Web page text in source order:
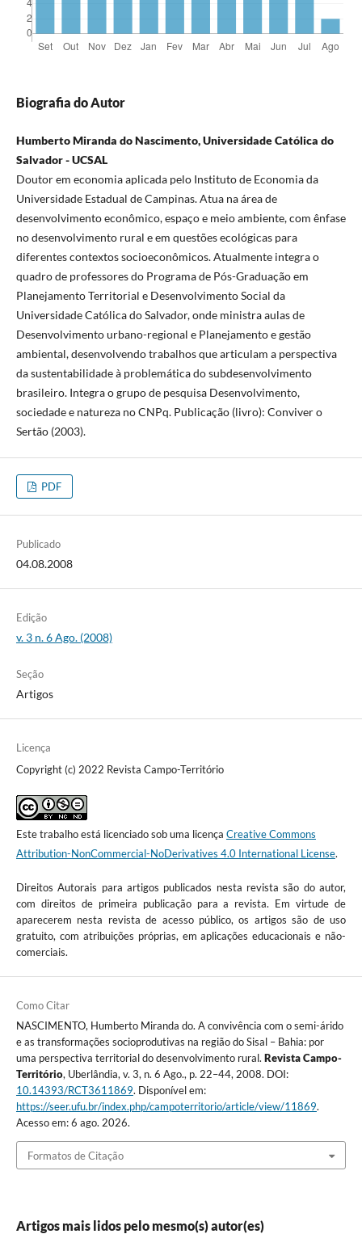
Biografia do Autor
Humberto Miranda do Nascimento, Universidade Católica do
Salvador - UCSAL
Doutor em economia aplicada pelo Instituto de Economia da
Universidade Estadual de Campinas. Atua na área de
desenvolvimento econômico, espaço e meio ambiente, com ênfase
no desenvolvimento rural e em questões ecológicas para
diferentes contextos socioeconômicos. Atualmente integra o
quadro de professores do Programa de Pós-Graduação em
Planejamento Territorial e Desenvolvimento Social da
Universidade Católica do Salvador, onde ministra aulas de
Desenvolvimento urbano-regional e Planejamento e gestão
ambiental, desenvolvendo trabalhos que articulam a perspectiva
da sustentabilidade à problemática do subdesenvolvimento
brasileiro. Integra o grupo de pesquisa Desenvolvimento,
sociedade e natureza no CNPq. Publicação (livro): Conviver o
Sertão (2003).
PDF
Publicado
04.08.2008
Edição
v. 3 n. 6 Ago. (2008)
Seção
Artigos
Licença
Copyright (c) 2022 Revista Campo-Território
Este trabalho está licenciado sob uma licença Creative Commons
Attribution-NonCommercial-NoDerivatives 4.0 International License.
Direitos Autorais para artigos publicados nesta revista são do autor,
com direitos de primeira publicação para a revista. Em virtude de
aparecerem nesta revista de acesso público, os artigos são de uso
gratuito, com atribuições próprias, em aplicações educacionais e não-
comerciais.
Como Citar
NASCIMENTO, Humberto Miranda do. A convivência com o semi-árido
e as transformações socioprodutivas na região do Sisal – Bahia: por
uma perspectiva territorial do desenvolvimento rural. Revista Campo-
Território, Uberlândia, v. 3, n. 6 Ago., p. 22–44, 2008. DOI:
10.14393/RCT3611869. Disponível em:
https://seer.ufu.br/index.php/campoterritorio/article/view/11869.
Acesso em: 6 ago. 2026.
Formatos de Citação
Artigos mais lidos pelo mesmo(s) autor(es)